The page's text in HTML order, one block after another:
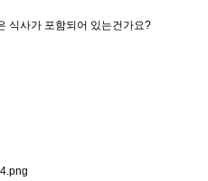
식사가 포함되어 있는건가요?